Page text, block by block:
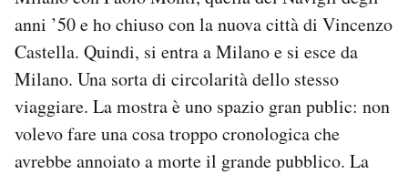
Notifiche mobile
Hai bisogno di aiuto?
Esci
anni ’50 e ho chiuso con la nuova città di Vincenzo
Castella. Quindi, si entra a Milano e si esce da
Milano. Una sorta di circolarità dello stesso
viaggiare. La mostra è uno spazio gran public: non
volevo fare una cosa troppo cronologica che
avrebbe annoiato a morte il grande pubblico. La